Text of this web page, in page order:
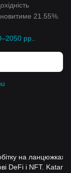
21.55%.
рр.
на ланцюжках,
DeFi і NFT. Katana